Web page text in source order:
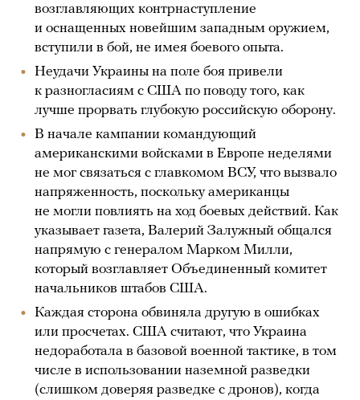
возглавляющих контрнаступление
и оснащенных новейшим западным оружием,
вступили в бой, не имея боевого опыта.
Неудачи Украины на поле боя привели
к разногласиям с США по поводу того, как
лучше прорвать глубокую российскую оборону.
В начале кампании командующий
американскими войсками в Европе неделями
не мог связаться с главкомом ВСУ, что вызвало
напряженность, поскольку американцы
не могли повлиять на ход боевых действий. Как
указывает газета, Валерий Залужный общался
напрямую с генералом Марком Милли,
который возглавляет Объединенный комитет
начальников штабов США.
Каждая сторона обвиняла другую в ошибках
или просчетах. США считают, что Украина
недоработала в базовой военной тактике, в том
числе в использовании наземной разведки
(слишком доверяя разведке с дронов), когда